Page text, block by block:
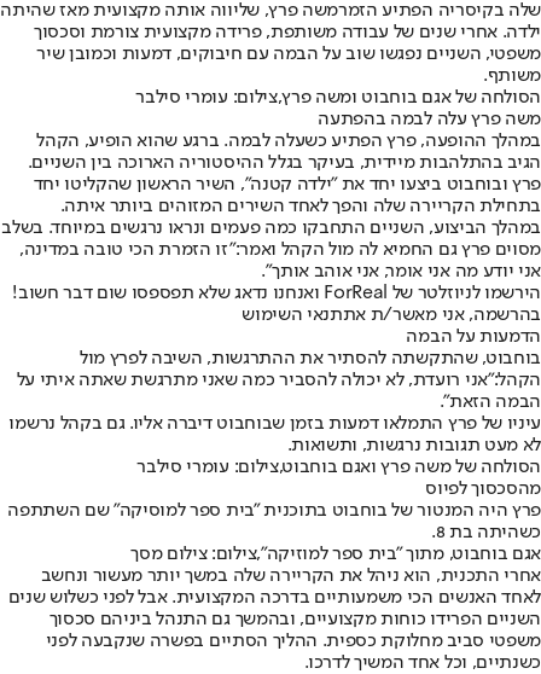
שלה בקיסריה הפתיע הזמרמשה פרץ, שליווה אותה מקצועית מאז שהיתה
ילדה. אחרי שנים של עבודה משותפת, פרידה מקצועית צורמת וסכסוך
משפטי, השניים נפגשו שוב על הבמה עם חיבוקים, דמעות וכמובן שיר
משותף.
הסולחה של אגם בוחבוט ומשה פרץ,צילום: עומרי סילבר
משה פרץ עלה לבמה בהפתעה
במהלך ההופעה, פרץ הפתיע כשעלה לבמה. ברגע שהוא הופיע, הקהל
הגיב בהתלהבות מיידית, בעיקר בגלל ההיסטוריה הארוכה בין השניים.
פרץ ובוחבוט ביצעו יחד את "ילדה קטנה", השיר הראשון שהקליטו יחד
בתחילת הקריירה שלה והפך לאחד השירים המזוהים ביותר איתה.
במהלך הביצוע, השניים התחבקו כמה פעמים ונראו נרגשים במיוחד. בשלב
מסוים פרץ גם החמיא לה מול הקהל ואמר:"זו הזמרת הכי טובה במדינה,
אני יודע מה אני אומר, אני אוהב אותך".
הירשמו לניוזלטר של ForReal ואנחנו נדאג שלא תפספסו שום דבר חשוב!
בהרשמה, אני מאשר/ת אתתנאי השימוש
הדמעות על הבמה
בוחבוט, שהתקשתה להסתיר את ההתרגשות, השיבה לפרץ מול
הקהל:"אני רועדת, לא יכולה להסביר כמה שאני מתרגשת שאתה איתי על
הבמה הזאת".
עיניו של פרץ התמלאו דמעות בזמן שבוחבוט דיברה אליו. גם בקהל נרשמו
לא מעט תגובות נרגשות, ותשואות.
הסולחה של משה פרץ ואגם בוחבוט,צילום: עומרי סילבר
מהסכסוך לפיוס
פרץ היה המנטור של בוחבוט בתוכנית "בית ספר למוסיקה" שם השתתפה
כשהיתה בת 8.
אגם בוחבוט, מתוך "בית ספר למוזיקה",צילום: צילום מסך
אחרי התכנית, הוא ניהל את הקריירה שלה במשך יותר מעשור ונחשב
לאחד האנשים הכי משמעותיים בדרכה המקצועית. אבל לפני כשלוש שנים
השניים הפרידו כוחות מקצועיים, ובהמשך גם התנהל ביניהם סכסוך
משפטי סביב מחלוקת כספית. ההליך הסתיים בפשרה שנקבעה לפני
כשנתיים, וכל אחד המשיך לדרכו.